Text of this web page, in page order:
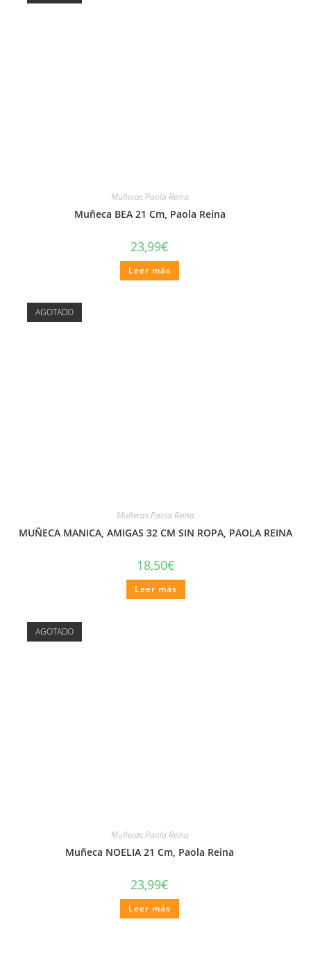
Muñecas Paola Reina
Muñeca BEA 21 Cm, Paola Reina
23,99€
Leer más
AGOTADO
Muñecas Paola Reina
MUÑECA MANICA, AMIGAS 32 CM SIN ROPA, PAOLA REINA
18,50€
Leer más
AGOTADO
Muñecas Paola Reina
Muñeca NOELIA 21 Cm, Paola Reina
23,99€
Leer más